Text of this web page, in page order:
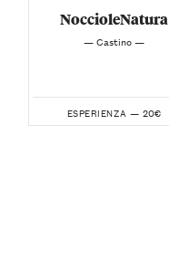
NoccioleNatura
— Castino —
ESPERIENZA — 20€